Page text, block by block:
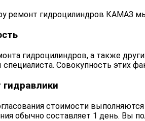
ремонт гидроцилиндров КАМАЗ
гидроцилиндров, а также
специалиста. Совокупность этих
стоимости
обычно составляет 1 день. Вы